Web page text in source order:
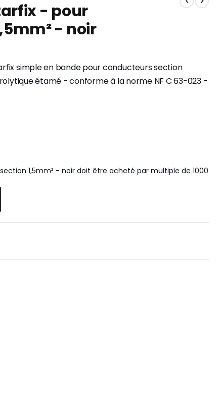
- pour
- noir
simple en bande pour conducteurs section
étamé - conforme à la norme NF C 63-023 -
1,5mm² - noir doit être acheté par multiple de 1000